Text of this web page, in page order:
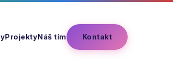
ProjektyNáš tím Kontakt